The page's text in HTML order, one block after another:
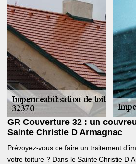
GR Couverture 32 : un
Sainte Christie D Armagnac
Prévoyez-vous de faire un traitement
votre toiture ? Dans le Sainte Christie D